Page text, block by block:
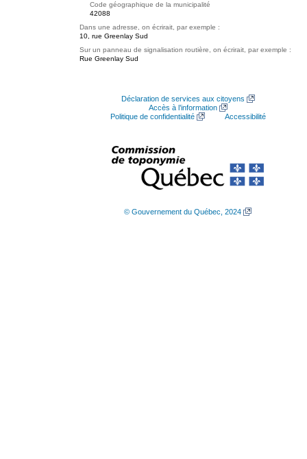
Code géographique de la municipalité
42088
Dans une adresse, on écrirait, par exemple :
10, rue Greenlay Sud
Sur un panneau de signalisation routière, on écrirait, par exemple :
Rue Greenlay Sud
Déclaration de services aux citoyens
Accès à l’information
Politique de confidentialité
Accessibilité
© Gouvernement du Québec, 2024